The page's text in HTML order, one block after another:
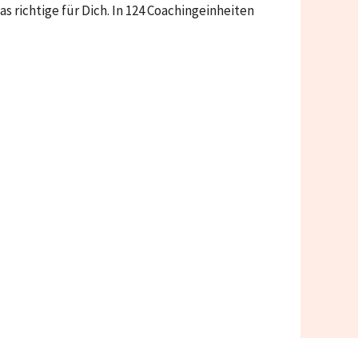
richtige für Dich. In 124 Coachingeinheiten